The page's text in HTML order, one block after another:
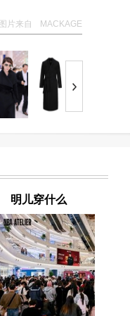
图片来自 MACKAGE
明儿穿什么